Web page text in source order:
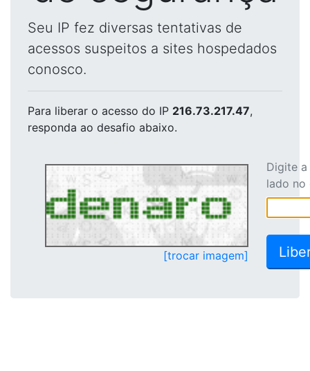
Seu IP fez diversas tentativas de
acessos suspeitos a sites hospedados
conosco.
Para liberar o acesso do IP 216.73.217.47,
responda ao desafio abaixo.
[trocar imagem]
Digite
lado no